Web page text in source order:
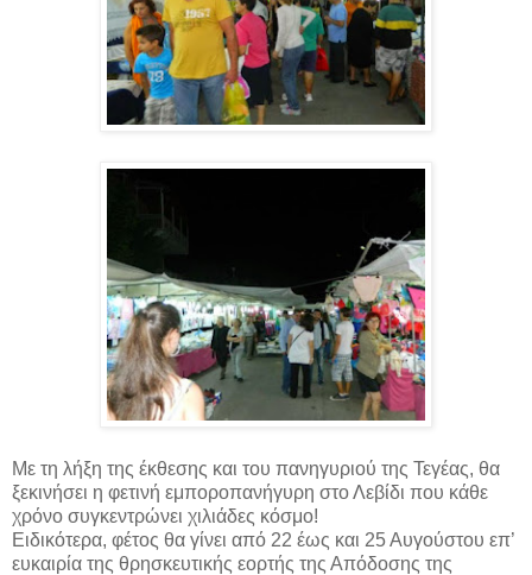
Με τη λήξη της έκθεσης και του πανηγυριού της Τεγέας, θα
ξεκινήσει η φετινή εμποροπανήγυρη στο Λεβίδι που κάθε
χρόνο συγκεντρώνει χιλιάδες κόσμο!
Ειδικότερα, φέτος θα γίνει από 22 έως και 25 Αυγούστου επ’
ευκαιρία της θρησκευτικής εορτής της Απόδοσης της